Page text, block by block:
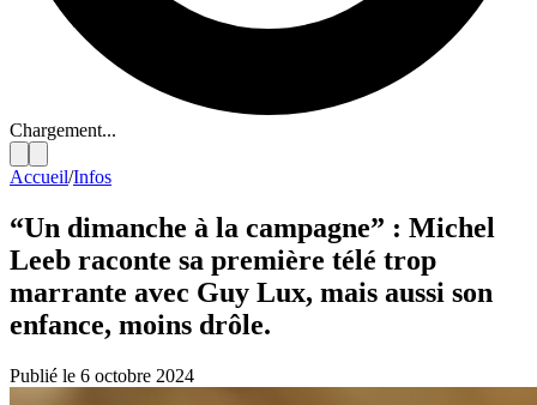
Chargement...
Accueil/Infos
“Un dimanche à la campagne” : Michel
Leeb raconte sa première télé trop
marrante avec Guy Lux, mais aussi son
enfance, moins drôle.
Publié le 6 octobre 2024